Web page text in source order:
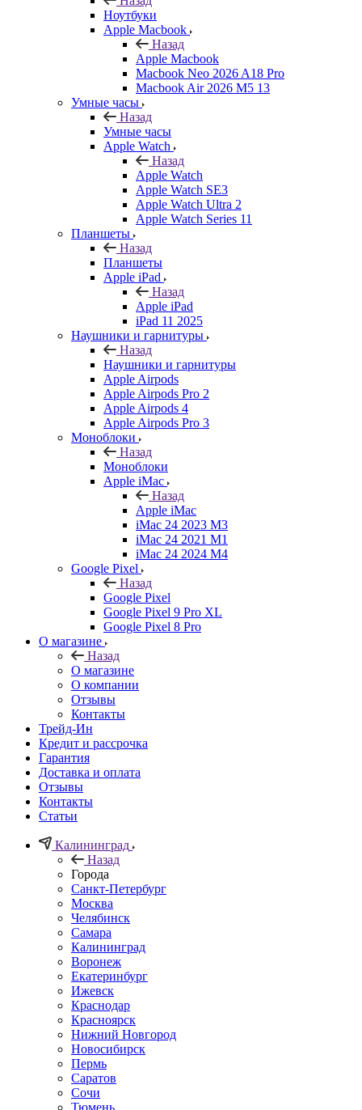
Ноутбуки
Apple Macbook
Назад
Apple Macbook
Macbook Neo 2026 A18 Pro
Macbook Air 2026 M5 13
Умные часы
Назад
Умные часы
Apple Watch
Назад
Apple Watch
Apple Watch SE3
Apple Watch Ultra 2
Apple Watch Series 11
Планшеты
Назад
Планшеты
Apple iPad
Назад
Apple iPad
iPad 11 2025
Наушники и гарнитуры
Назад
Наушники и гарнитуры
Apple Airpods
Apple Airpods Pro 2
Apple Airpods 4
Apple Airpods Pro 3
Моноблоки
Назад
Моноблоки
Apple iMac
Назад
Apple iMac
iMac 24 2023 M3
iMac 24 2021 M1
iMac 24 2024 M4
Google Pixel
Назад
Google Pixel
Google Pixel 9 Pro XL
Google Pixel 8 Pro
О магазине
Назад
О магазине
О компании
Отзывы
Контакты
Трейд-Ин
Кредит и рассрочка
Гарантия
Доставка и оплата
Отзывы
Контакты
Статьи
Калининград
Назад
Города
Санкт-Петербург
Москва
Челябинск
Самара
Калининград
Воронеж
Екатеринбург
Ижевск
Краснодар
Красноярск
Нижний Новгород
Новосибирск
Пермь
Саратов
Сочи
Тюмень